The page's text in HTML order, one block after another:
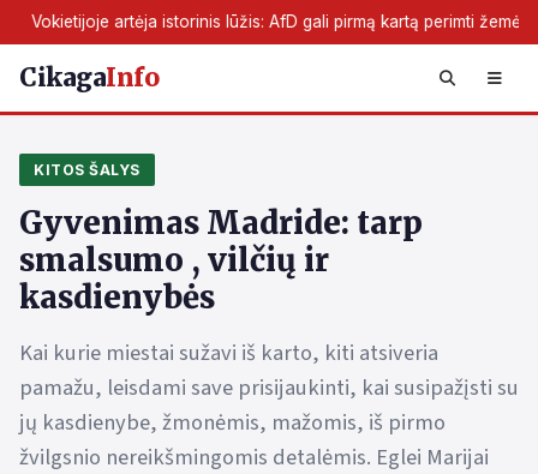
AfD gali pirmą kartą perimti žemės valdžią
CikagaInfo
KITOS ŠALYS
Gyvenimas Madride: tarp
smalsumo , vilčių ir
kasdienybės
Kai kurie miestai sužavi iš karto, kiti atsiveria
pamažu, leisdami save prisijaukinti, kai susipažįsti su
jų kasdienybe, žmonėmis, mažomis, iš pirmo
žvilgsnio nereikšmingomis detalėmis. Eglei Marijai